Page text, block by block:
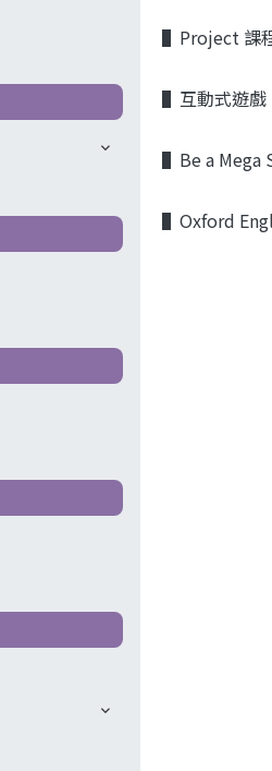
▌Project 課
▌互動式遊戲
▌Be a Mega
▌Oxford